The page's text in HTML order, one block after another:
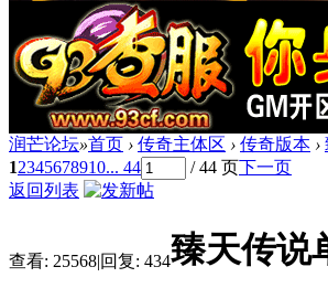
润芒论坛»首页 › 传奇主体区 › 传奇版本 ›
12345678910... 44 / 44 页下一页
返回列表
查看: 25568|回复: 434臻天传说